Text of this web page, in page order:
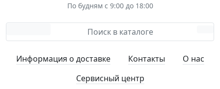
По будням с 9:00 до 18:00
Информация о доставке Контакты
О нас
Сервисный центр